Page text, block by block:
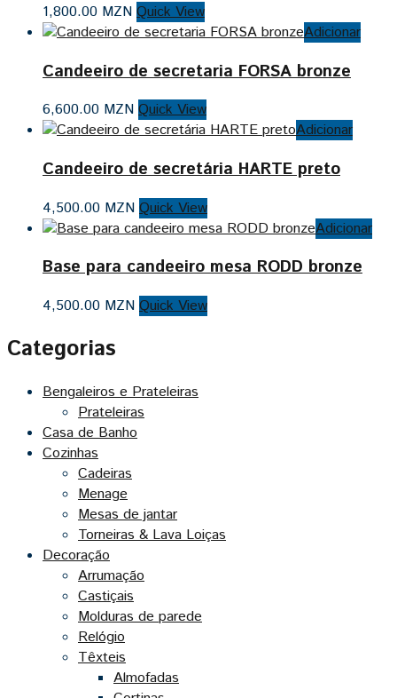
1,800.00 MZN Quick View
Adicionar
Candeeiro de secretaria FORSA bronze
6,600.00 MZN Quick View
Adicionar
Candeeiro de secretária HARTE preto
4,500.00 MZN Quick View
Adicionar
Base para candeeiro mesa RODD bronze
4,500.00 MZN Quick View
Categorias
Bengaleiros e Prateleiras
Prateleiras
Casa de Banho
Cozinhas
Cadeiras
Menage
Mesas de jantar
Torneiras & Lava Loiças
Decoração
Arrumação
Castiçais
Molduras de parede
Relógio
Têxteis
Almofadas